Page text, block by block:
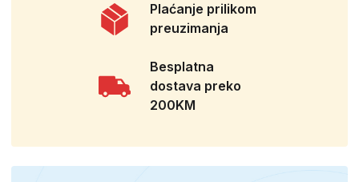
Plaćanje prilikom
preuzimanja
Besplatna
dostava preko
200KM